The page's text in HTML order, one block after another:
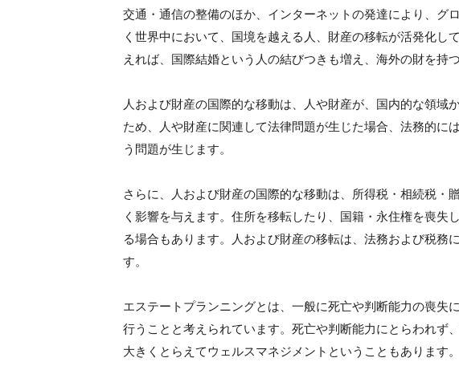
交通・通信の整備のほか、インターネットの発達により、グ
く世界中において、国境を越える人、財産の移転が活発化し
えれば、国際結婚という人の結びつきも増え、海外の財を持
人および財産の国際的な移動は、人や財産が、国内的な領域
ため、人や財産に関連して法律問題が生じた場合、法務的に
う問題が生じます。
さらに、人および財産の国際的な移動は、所得税・相続税・
く影響を与えます。住所を移転したり、国籍・永住権を喪失
る場合もあります。人および財産の移転は、法務および税務
す。
エステートプランニングとは、一般に死亡や判断能力の喪失
行うことと考えられています。死亡や判断能力にとらわれず
大きくとらえてウェルスマネジメントということもあります。